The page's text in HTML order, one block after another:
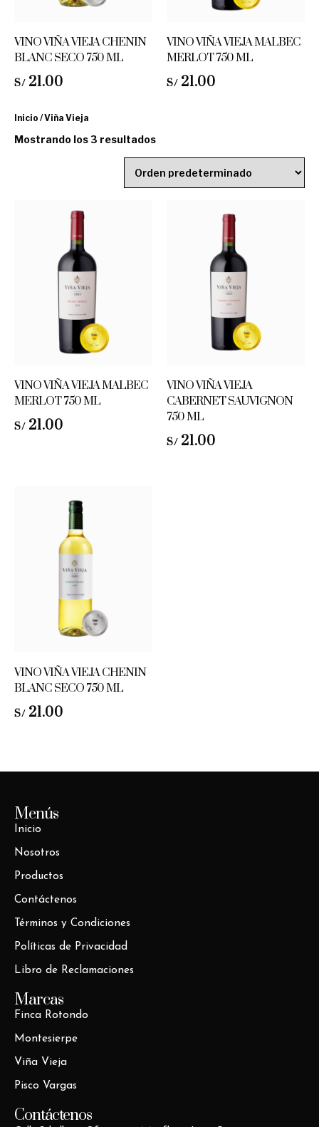
VINO VIÑA VIEJA CHENIN
BLANC SECO 750 ML
S/ 21.00
VINO VIÑA VIEJA MALBEC
MERLOT 750 ML
S/ 21.00
Inicio / Viña Vieja
Mostrando los 3 resultados
VINO VIÑA VIEJA MALBEC
MERLOT 750 ML
S/ 21.00
VINO VIÑA VIEJA
CABERNET SAUVIGNON
750 ML
S/ 21.00
VINO VIÑA VIEJA CHENIN
BLANC SECO 750 ML
S/ 21.00
Menús
Inicio
Nosotros
Productos
Contáctenos
Términos y Condiciones
Políticas de Privacidad
Libro de Reclamaciones
Marcas
Finca Rotondo
Montesierpe
Viña Vieja
Pisco Vargas
Contáctenos